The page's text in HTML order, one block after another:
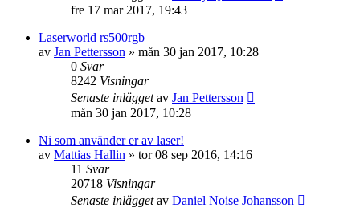
fre 17 mar 2017, 19:43
Laserworld rs500rgb
av Jan Pettersson » mån 30 jan 2017, 10:28
0 Svar
8242 Visningar
Senaste inläggetav Jan Pettersson
mån 30 jan 2017, 10:28
Ni som använder er av laser!
av Mattias Hallin » tor 08 sep 2016, 14:16
11 Svar
20718 Visningar
Senaste inläggetav Daniel Noise Johansson